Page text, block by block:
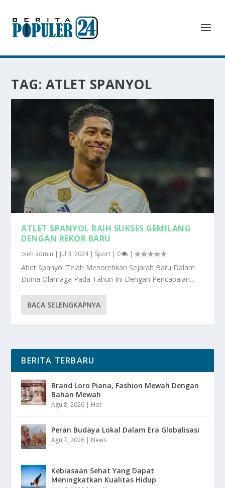
TAG: ATLET SPANYOL
ATLET SPANYOL RAIH SUKSES GEMILANG
DENGAN REKOR BARU
oleh admin | Jul 3, 2024| Sport | 0 |
Atlet Spanyol Telah Menorehkan Sejarah Baru Dalam
Dunia Olahraga Pada Tahun Ini Dengan Pencapaian...
BACA SELENGKAPNYA
BERITA TERBARU
Brand Loro Piana, Fashion Mewah Dengan
Bahan Mewah
Agu 8, 2026 | Hot
Peran Budaya Lokal Dalam Era Globalisasi
Agu 7, 2026 | News
Kebiasaan Sehat Yang Dapat
Meningkatkan Kualitas Hidup